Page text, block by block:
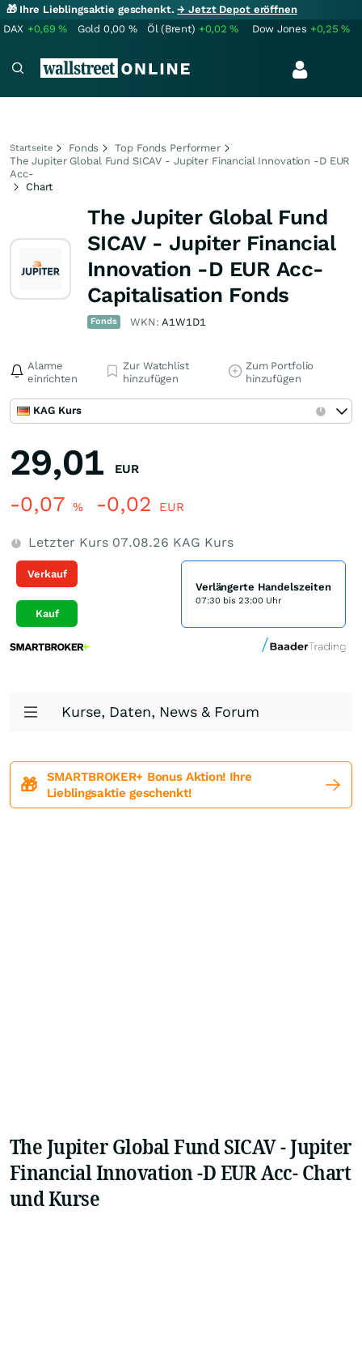
🎁 Ihre Lieblingsaktie geschenkt.→ Jetzt Depot eröffnen
DAX +0,69% Gold 0,00 % Öl (Brent) +0,02% Dow Jones +0,25%
Startseite Fonds
Top Fonds Performer
The Jupiter Global Fund SICAV - Jupiter Financial Innovation -D EUR
Acc-
Chart
The Jupiter Global Fund
SICAV - Jupiter Financial
Innovation -D EUR Acc-
Capitalisation Fonds
Fonds WKN:A1W1D1
Alarme
einrichten
Zur Watchlist
hinzufügen
Zum Portfolio
hinzufügen
KAG Kurs
29,01 EUR
-0,07 % -0,02 EUR
Letzter Kurs 07.08.26 KAG Kurs
Verkauf
Kauf
Verlängerte Handelszeiten
07:30 bis 23:00 Uhr
Kurse, Daten, News & Forum
🎁
SMARTBROKER+ Bonus Aktion! Ihre
Lieblingsaktie geschenkt!
The Jupiter Global Fund SICAV - Jupiter
Financial Innovation -D EUR Acc- Chart
und Kurse